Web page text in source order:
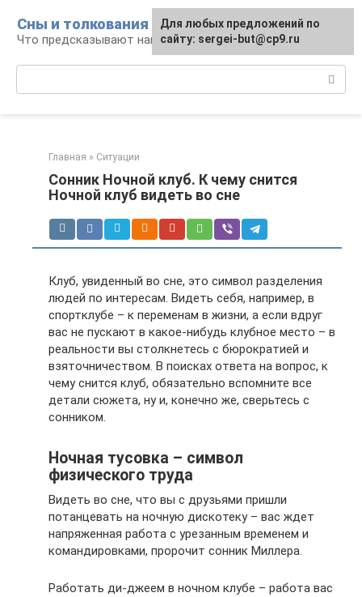
контенту
Сны и толкования
Что предсказывают нам наши сны
Главная » Ситуации
Сонник Ночной клуб. К чему снится
Ночной клуб видеть во сне
Клуб, увиденный во сне, это символ разделения
людей по интересам. Видеть себя, например, в
спортклубе – к переменам в жизни, а если вдруг
вас не пускают в какое-нибудь клубное место – в
реальности вы столкнетесь с бюрократией и
взяточничеством. В поисках ответа на вопрос, к
чему снится клуб, обязательно вспомните все
детали сюжета, ну и, конечно же, сверьтесь с
сонником.
Ночная тусовка – символ
физического труда
Видеть во сне, что вы с друзьями пришли
потанцевать на ночную дискотеку – вас ждет
напряженная работа с урезанным временем и
командировками, пророчит сонник Миллера.
Работать ди-джеем в ночном клубе – работа вас
Для любых предложений по
сайту: sergei-but@cp9.ru